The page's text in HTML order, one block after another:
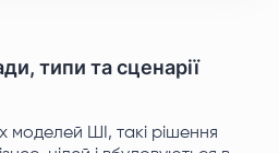
типи та сценарії
моделей ШІ, такі рішення